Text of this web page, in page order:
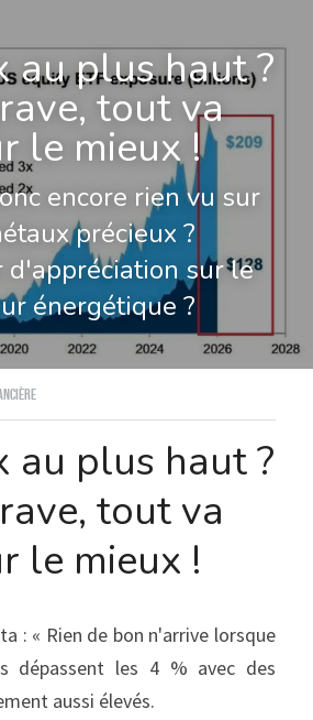
au plus haut ?
tout va
le mieux !
encore rien vu sur
précieux ?
d'appréciation sur le
énergétique ?
au plus haut ?
tout va
le mieux !
: « Rien de bon n'arrive lorsque
dépassent les 4 % avec des
aussi élevés.